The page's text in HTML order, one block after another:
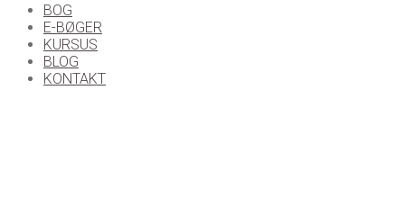
BOG
E-BØGER
KURSUS
BLOG
KONTAKT